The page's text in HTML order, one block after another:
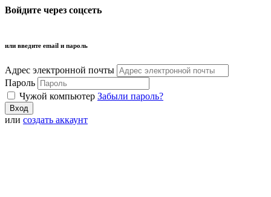
Войдите через соцсеть
или введите email и пароль
Адрес электронной почты
Пароль
Чужой компьютер Забыли пароль?
или создать аккаунт